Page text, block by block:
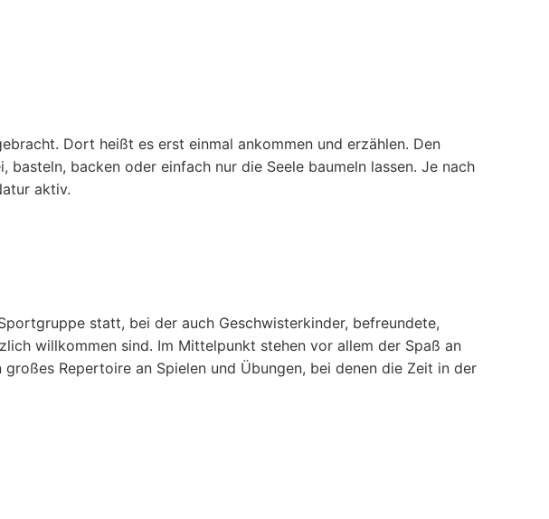
Dort heißt es erst einmal ankommen und erzählen. Den
backen oder einfach nur die Seele baumeln lassen. Je nach
aktiv.
statt, bei der auch Geschwisterkinder, befreundete,
willkommen sind. Im Mittelpunkt stehen vor allem der Spaß an
Repertoire an Spielen und Übungen, bei denen die Zeit in der